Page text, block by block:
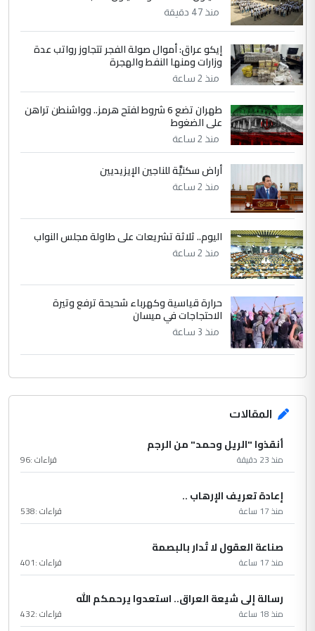
عبد الأمير جاسم هليل
التعليق : نحن اباء الطلاب الأوائل على العراق
نتشرف بلقاء السيد احمد الصافي في العتبات
الحسنية لزرع ...
الموضوع :
مكتب السيد احمد الصافي : لا يوجود
لدينا اي حساب على الفيس بوك وتويتر
منذ 47 دقيقة
إيكو عراق: أموال صولة الفجر تتجاوز رواتب عدة
وزارات ومنها النفط والهجرة
منذ 2 ساعة
طهران تضع 6 شروط لفتح هرمز.. وواشنطن تراهن
على الضغوط
منذ 2 ساعة
أراض سكنيَّة للناجين الإيزيديين
منذ 2 ساعة
اليوم.. ثلاثة تشريعات على طاولة مجلس النواب
منذ 2 ساعة
حرارة قياسية وكهرباء شحيحة ترفع وتيرة
الاحتجاجات في ميسان
منذ 3 ساعة
المقالات
أنقذوا "الريل وحمد" من الرجم
منذ 23 دقيقة قراءات :96
إعادة تعريف الإرهاب ..
منذ 17 ساعة قراءات :538
صناعة العقول لا تُدار بالبصمة
منذ 17 ساعة قراءات :401
رسالة إلى شيعة العراق.. استعدوا يرحمكم الله
منذ 18 ساعة قراءات :432